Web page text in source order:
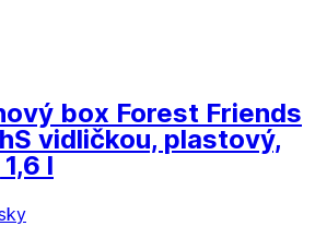
box Forest Friends
S vidličkou, plastový,
l